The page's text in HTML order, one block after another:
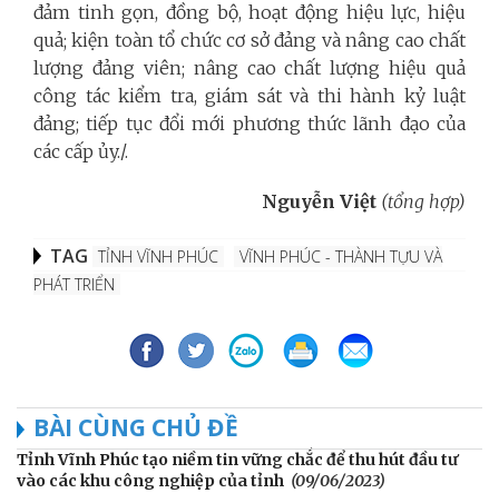
đảm tinh gọn, đồng bộ, hoạt động hiệu lực, hiệu
quả; kiện toàn tổ chức cơ sở đảng và nâng cao chất
lượng đảng viên; nâng cao chất lượng hiệu quả
công tác kiểm tra, giám sát và thi hành kỷ luật
đảng; tiếp tục đổi mới phương thức lãnh đạo của
các cấp ủy./.
Nguyễn Việt (tổng hợp)
TAG TỈNH VĨNH PHÚC
VĨNH PHÚC - THÀNH TỰU VÀ
PHÁT TRIỂN
BÀI CÙNG CHỦ ĐỀ
Tỉnh Vĩnh Phúc tạo niềm tin vững chắc để thu hút đầu tư
vào các khu công nghiệp của tỉnh (09/06/2023)